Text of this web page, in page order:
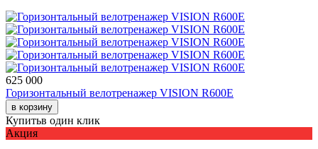
625 000
Горизонтальный велотренажер VISION R600E
в корзину
Купитьв один клик
Акция